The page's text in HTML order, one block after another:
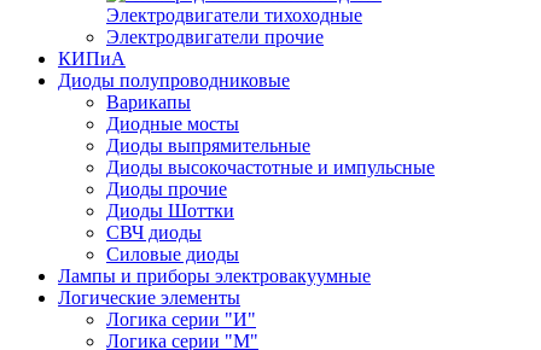
Электродвигатели тихоходные
Электродвигатели прочие
КИПиА
Диоды полупроводниковые
Варикапы
Диодные мосты
Диоды выпрямительные
Диоды высокочастотные и импульсные
Диоды прочие
Диоды Шоттки
СВЧ диоды
Силовые диоды
Лампы и приборы электровакуумные
Логические элементы
Логика серии "И"
Логика серии "М"